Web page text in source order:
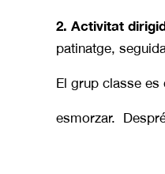
2. Activitat
patinatge,
El grup classe
esmorzar.